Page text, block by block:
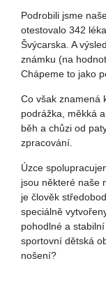
Podrobili jsme
otestovalo 342
Švýcarska. A
známku (na
Chápeme to jako
Co však znamená
podrážka, měkká
běh a chůzi od
zpracování.
Úzce
jsou některé naše
je člověk
speciálně
pohodlné a
sportovní dětská
nošení?